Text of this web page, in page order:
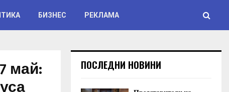
БИЗНЕС РЕКЛАМА
май: ПОСЛЕДНИ НОВИНИ